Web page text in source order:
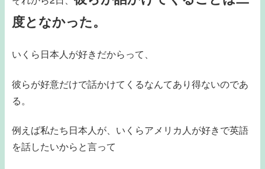
度となかった。
いくら日本人が好きだからって、
彼らが好意だけで話かけてくるなんてあり得ないのであ
る。
例えば私たち日本人が、いくらアメリカ人が好きで英語
を話したいからと言って